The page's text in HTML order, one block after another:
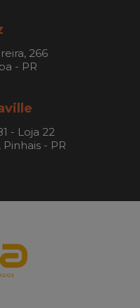
266
- PR
- Loja 22
- PR